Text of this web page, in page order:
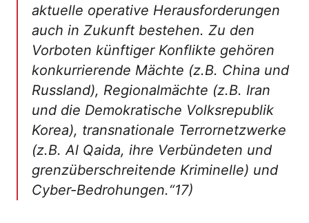
aktuelle operative Herausforderungen
auch in Zukunft bestehen. Zu den
Vorboten künftiger Konflikte gehören
konkurrierende Mächte (z.B. China und
Russland), Regionalmächte (z.B. Iran
und die Demokratische Volksrepublik
Korea), transnationale Terrornetzwerke
(z.B. Al Qaida, ihre Verbündeten und
grenzüberschreitende Kriminelle) und
Cyber-Bedrohungen.“17)